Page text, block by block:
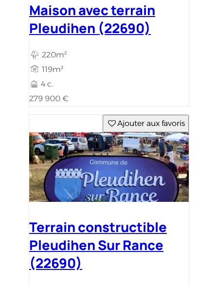
Maison avec terrain
Pleudihen (22690)
220m²
119m²
4 c.
279 900 €
Ajouter aux favoris
Terrain constructible
Pleudihen Sur Rance
(22690)